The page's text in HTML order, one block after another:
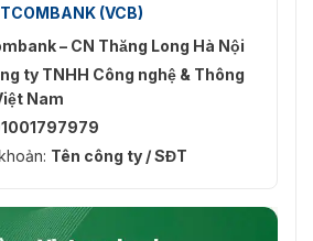
(VCB)
– CN Thăng Long Hà Nội
ty TNHH Công nghệ & Thông
Nam
Tên công ty / SĐT